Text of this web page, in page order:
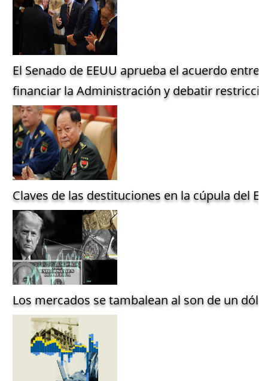
El Senado de EEUU aprueba el acuerdo entre
financiar la Administración y debatir
Claves de las destituciones en la cúpula del
Los mercados se tambalean al son de un